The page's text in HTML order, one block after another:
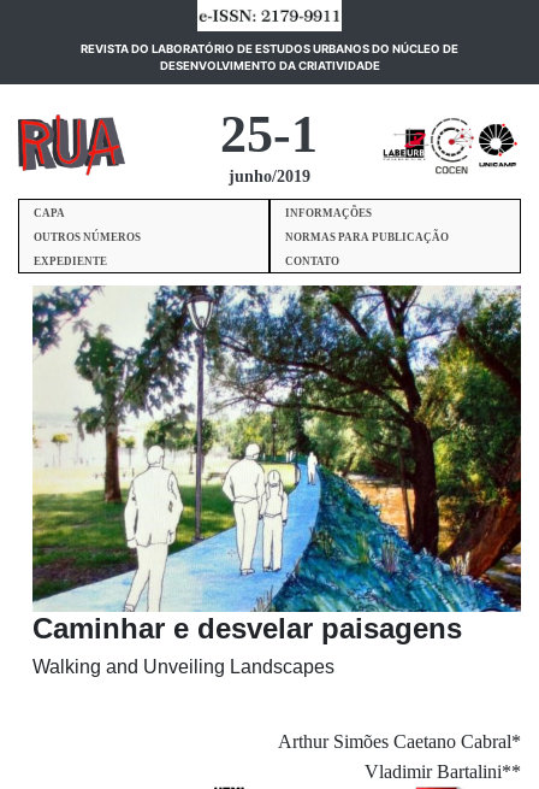
REVISTA DO LABORATÓRIO DE ESTUDOS URBANOS DO NÚCLEO DE
DESENVOLVIMENTO DA CRIATIVIDADE(current)
25-1
junho/2019
CAPA
INFORMAÇÕES
OUTROS NÚMEROS
NORMAS PARA PUBLICAÇÃO
EXPEDIENTE
CONTATO
Caminhar e desvelar paisagens
Walking and Unveiling Landscapes
Arthur Simões Caetano Cabral*
Vladimir Bartalini**